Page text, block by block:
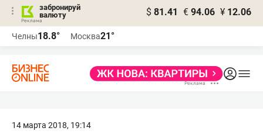
забронируй
валюту
$ 81.41 € 94.06 ¥ 12.06
Челны18.8° Москва21°
14 марта 2018, 19:14